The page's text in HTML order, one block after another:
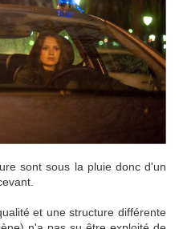
sont sous la pluie donc d'un
et une structure différente